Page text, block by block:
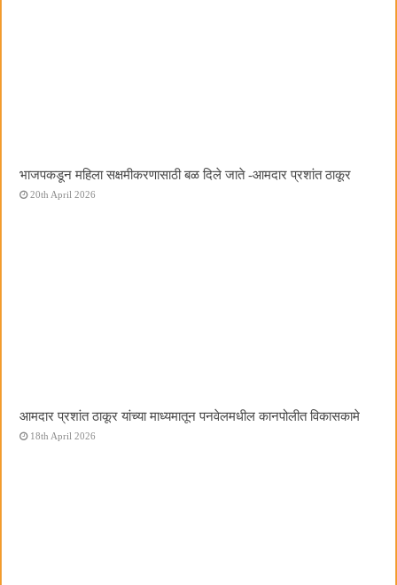
भाजपकडून महिला सक्षमीकरणासाठी बळ दिले जाते -आमदार प्रशांत ठाकूर
20th April 2026
आमदार प्रशांत ठाकूर यांच्या माध्यमातून पनवेलमधील कानपोलीत विकासकामे
18th April 2026